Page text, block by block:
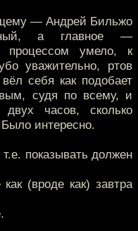
— Андрей Бильжо
а главное —
процессом умело, к
уважительно, ртов
себя как подобает
судя по всему, и
часов, сколько
интересно.
показывать должен
(вроде как) завтра